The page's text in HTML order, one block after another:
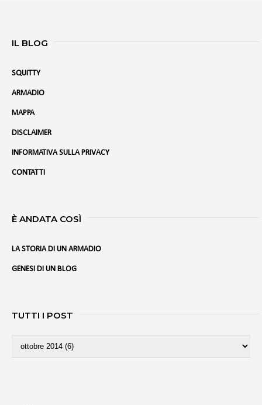
IL BLOG
SQUITTY
ARMADIO
MAPPA
DISCLAIMER
INFORMATIVA SULLA PRIVACY
CONTATTI
È ANDATA COSÌ
LA STORIA DI UN ARMADIO
GENESI DI UN BLOG
TUTTI I POST